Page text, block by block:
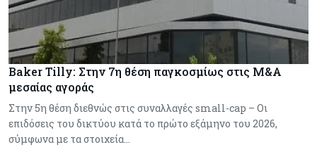
Baker Tilly: Στην 7η θέση παγκοσμίως στις M&A
μεσαίας αγοράς
Στην 5η θέση διεθνώς στις συναλλαγές small-cap – Οι
επιδόσεις του δικτύου κατά το πρώτο εξάμηνο του 2026,
σύμφωνα με τα στοιχεία…